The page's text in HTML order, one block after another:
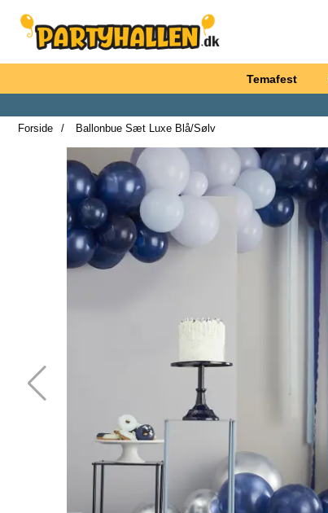
Startside for Partyhallen AB
Temafest
Forside
Ballonbue Sæt Luxe Blå/Sølv